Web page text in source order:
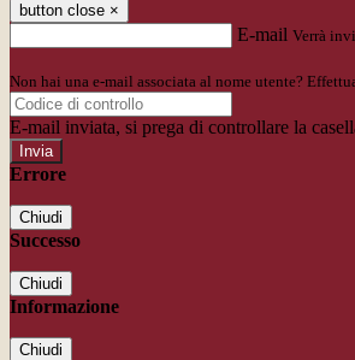
button close ×
E-mail Verrà
Non hai una e-mail associata al nome utente?
E-mail inviata, si prega di controllare la
Errore
Chiudi
Successo
Chiudi
Informazione
Chiudi